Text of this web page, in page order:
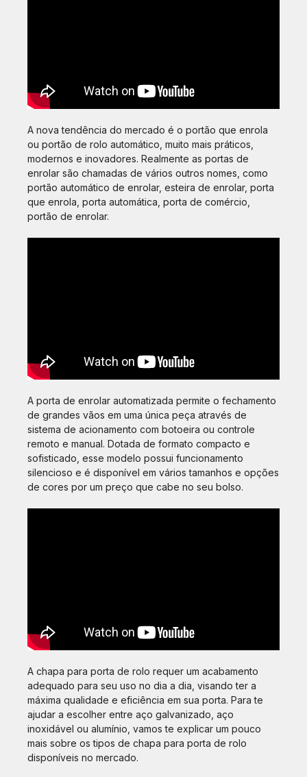
A nova tendência do mercado é o portão que enrola
ou portão de rolo automático, muito mais práticos,
modernos e inovadores. Realmente as portas de
enrolar são chamadas de vários outros nomes, como
portão automático de enrolar, esteira de enrolar, porta
que enrola, porta automática, porta de comércio,
portão de enrolar.
A porta de enrolar automatizada permite o fechamento
de grandes vãos em uma única peça através de
sistema de acionamento com botoeira ou controle
remoto e manual. Dotada de formato compacto e
sofisticado, esse modelo possui funcionamento
silencioso e é disponível em vários tamanhos e opções
de cores por um preço que cabe no seu bolso.
A chapa para porta de rolo requer um acabamento
adequado para seu uso no dia a dia, visando ter a
máxima qualidade e eficiência em sua porta. Para te
ajudar a escolher entre aço galvanizado, aço
inoxidável ou alumínio, vamos te explicar um pouco
mais sobre os tipos de chapa para porta de rolo
disponíveis no mercado.